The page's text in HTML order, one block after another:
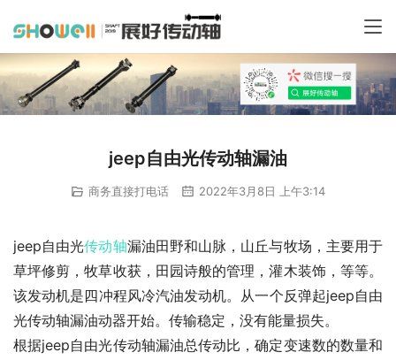
jeep自由光传动轴漏油
商务直接打电话 2022年3月8日 上午3:14
jeep自由光传动轴漏油田野和山脉，山丘与牧场，主要用于
草坪修剪，牧草收获，田园诗般的管理，灌木装饰，等等。
该发动机是四冲程风冷汽油发动机。从一个反弹起jeep自由
光传动轴漏油动器开始。传输稳定，没有能量损失。
根据jeep自由光传动轴漏油总传动比，确定变速数的数量和